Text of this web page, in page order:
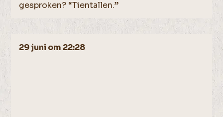
gesproken? “Tientallen.”
29 juni om 22:28